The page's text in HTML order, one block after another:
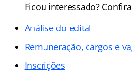
Ficou interessado?
Análise do edital
Remuneração, cargos e
Inscrições